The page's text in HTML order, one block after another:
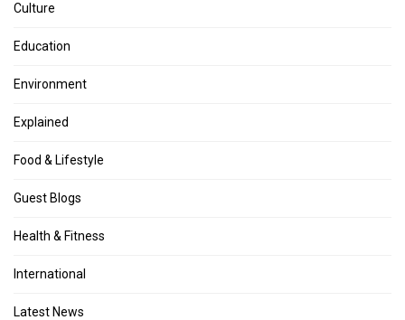
Culture
Education
Environment
Explained
Food & Lifestyle
Guest Blogs
Health & Fitness
International
Latest News